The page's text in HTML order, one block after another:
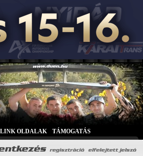
LINK OLDALAK TÁMOGATÁS